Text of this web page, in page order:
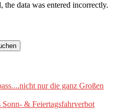
the data was entered incorrectly.
nur die ganz Großen
Sonn- & Feiertagsfahrverbot